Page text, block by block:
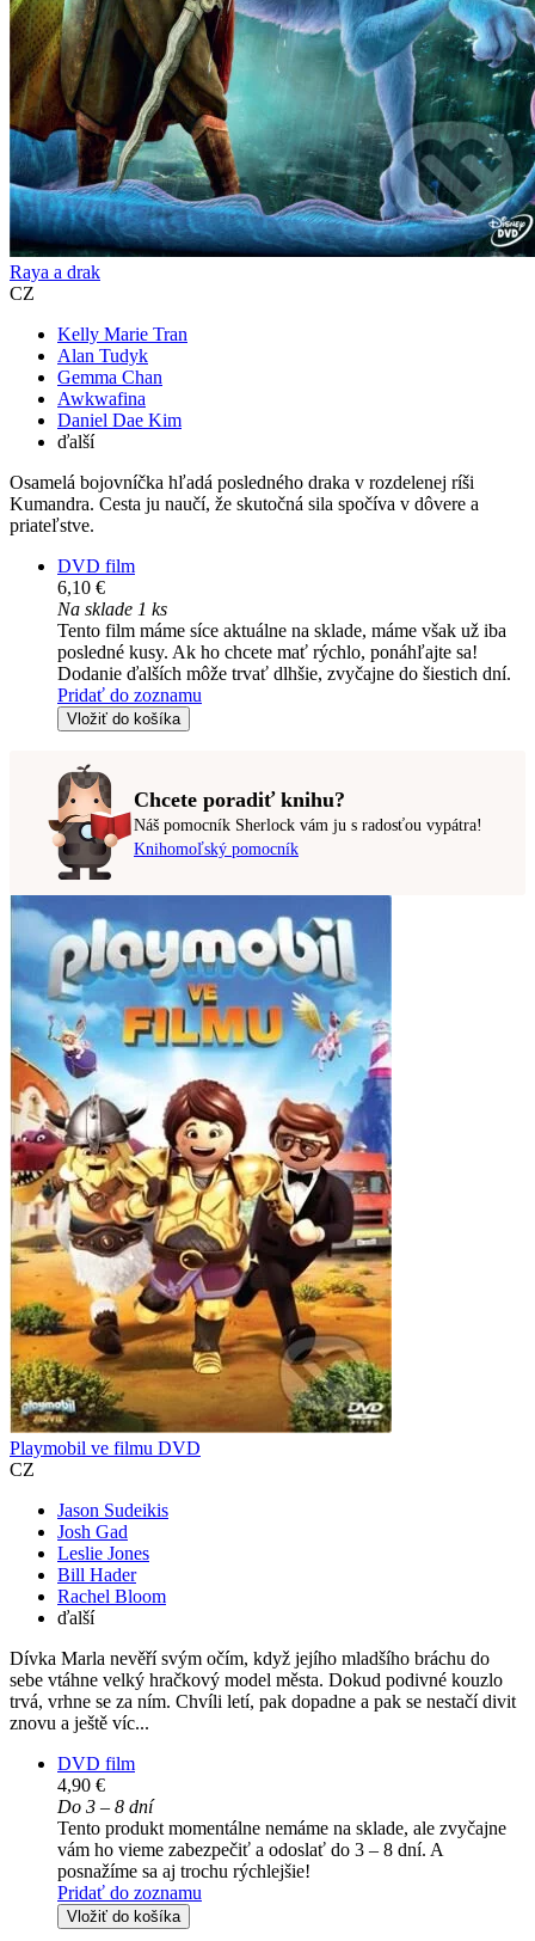
Raya a drak
CZ
Kelly Marie Tran
Alan Tudyk
Gemma Chan
Awkwafina
Daniel Dae Kim
ďalší
Osamelá bojovníčka hľadá posledného draka v rozdelenej ríši
Kumandra. Cesta ju naučí, že skutočná sila spočíva v dôvere a
priateľstve.
DVD film
6,10 €
Na sklade 1 ks
Tento film máme síce aktuálne na sklade, máme však už iba
posledné kusy. Ak ho chcete mať rýchlo, ponáhľajte sa!
Dodanie ďalších môže trvať dlhšie, zvyčajne do šiestich dní.
Pridať do zoznamu
Vložiť do košíka
Chcete poradiť knihu?
Náš pomocník Sherlock vám ju s radosťou vypátra!
Knihomoľský pomocník
Playmobil ve filmu DVD
CZ
Jason Sudeikis
Josh Gad
Leslie Jones
Bill Hader
Rachel Bloom
ďalší
Dívka Marla nevěří svým očím, když jejího mladšího bráchu do
sebe vtáhne velký hračkový model města. Dokud podivné kouzlo
trvá, vrhne se za ním. Chvíli letí, pak dopadne a pak se nestačí divit
znovu a ještě víc...
DVD film
4,90 €
Do 3 – 8 dní
Tento produkt momentálne nemáme na sklade, ale zvyčajne
vám ho vieme zabezpečiť a odoslať do 3 – 8 dní. A
posnažíme sa aj trochu rýchlejšie!
Pridať do zoznamu
Vložiť do košíka